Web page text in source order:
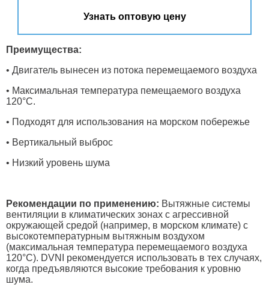
Узнать оптовую цену
Преимущества:
• Двигатель вынесен из потока перемещаемого воздуха
• Максимальная температура пемещаемого воздуха
120°C.
• Подходят для использования на морском побережье
• Вертикальный выброс
• Низкий уровень шума
Рекомендации по применению: Вытяжные системы
вентиляции в климатических зонах с агрессивной
окружающей средой (например, в морском климате) с
высокотемпературным вытяжным воздухом
(максимальная температура перемещаемого воздуха
120°С). DVNI рекомендуется использовать в тех случаях,
когда предъявляются высокие требования к уровню
шума.